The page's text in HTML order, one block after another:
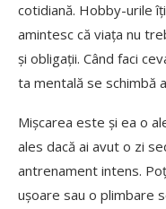
cotidiană. Hobby-urile
amintesc că viața nu
și obligații. Când faci
ta mentală se schimbă
Mișcarea este și ea o
ales dacă ai avut o zi
antrenament intens.
ușoare sau o plimbare